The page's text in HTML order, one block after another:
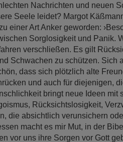
Nachrichten und neuen
Seele leidet? Margot
einer Art Anker geworden:
Sorglosigkeit und Panik.
verschließen. Es gilt
Schwachen zu schützen. Sich
dass sich plötzlich alte
und auch für diejenigen,
bringt neue Ideen mit
Rücksichtslosigkeit,
die absichtlich verunsichern
macht es mir Mut, in der
vor uns ihre Sorgen vor Gott